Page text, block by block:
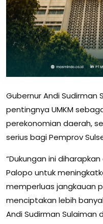
Gubernur Andi Sudirman
pentingnya UMKM
perekonomian daerah,
serius bagi Pemprov
“Dukungan ini
Palopo untuk
memperluas jangkauan
menciptakan lebih
Andi Sudirman Sulaiman